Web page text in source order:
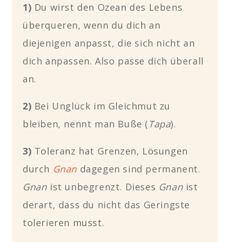
1) Du wirst den Ozean des Lebens
überqueren, wenn du dich an
diejenigen anpasst, die sich nicht an
dich anpassen. Also passe dich überall
an.
2) Bei Unglück im Gleichmut zu
bleiben, nennt man Buße ( Tapa).
3) Toleranz hat Grenzen, Lösungen
durch Gnan dagegen sind permanent.
Gnanist unbegrenzt. Dieses Gnanist
derart, dass du nicht das Geringste
tolerieren musst.